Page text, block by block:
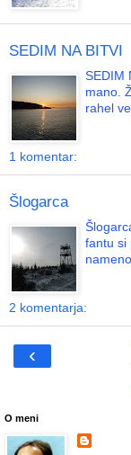
SEDIM NA BITVI
SEDIM
mano.
rahel
1 komentar:
Šlogarca
fantu si
2 komentarja:
‹
O meni